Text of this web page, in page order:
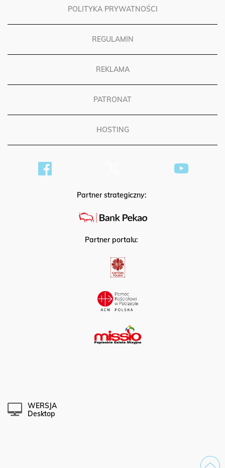
POLITYKA PRYWATNOŚCI
REGULAMIN
REKLAMA
PATRONAT
HOSTING
Partner strategiczny:
Partner portalu:
WERSJA
Desktop